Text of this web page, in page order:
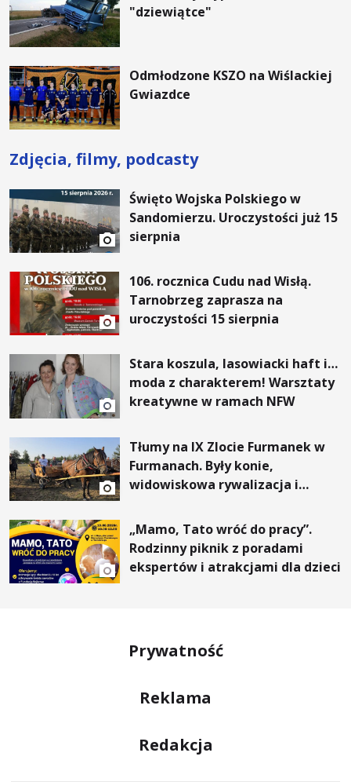
"dziewiątce"
Odmłodzone KSZO na Wiślackiej
Gwiazdce
Zdjęcia, filmy, podcasty
Święto Wojska Polskiego w
Sandomierzu. Uroczystości już 15
sierpnia
106. rocznica Cudu nad Wisłą.
Tarnobrzeg zaprasza na
uroczystości 15 sierpnia
Stara koszula, lasowiacki haft i…
moda z charakterem! Warsztaty
kreatywne w ramach NFW
Tłumy na IX Zlocie Furmanek w
Furmanach. Były konie,
widowiskowa rywalizacja i
„Mamo, Tato wróć do pracy”.
Rodzinny piknik z poradami
ekspertów i atrakcjami dla dzieci
Prywatność
Reklama
Redakcja